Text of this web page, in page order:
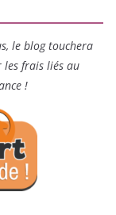
le blog touchera
les frais liés au
!